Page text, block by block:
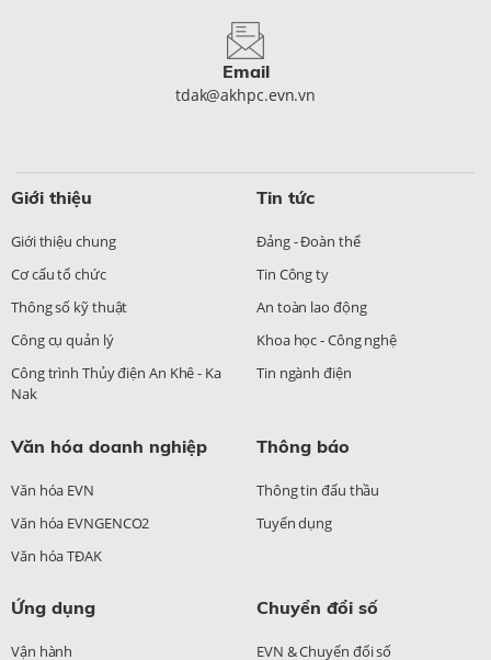
Email
tdak@akhpc.evn.vn
Giới thiệu
Giới thiệu chung
Cơ cấu tổ chức
Thông số kỹ thuật
Công cụ quản lý
Công trình Thủy điện An Khê - Ka
Nak
Tin tức
Đảng - Đoàn thể
Tin Công ty
An toàn lao động
Khoa học - Công nghệ
Tin ngành điện
Văn hóa doanh nghiệp
Văn hóa EVN
Văn hóa EVNGENCO2
Văn hóa TĐAK
Thông báo
Thông tin đấu thầu
Tuyển dụng
Ứng dụng
Vận hành
Chuyển đổi số
EVN & Chuyển đổi số